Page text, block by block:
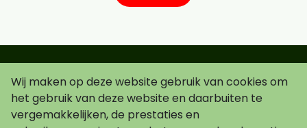
Schrijf je in voor de nieuwsbrief!
Wij maken op deze website gebruik van cookies om
het gebruik van deze website en daarbuiten te
vergemakkelijken, de prestaties en